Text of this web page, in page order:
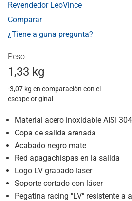
Revendedor LeoVince
Comparar
¿Tiene alguna pregunta?
Peso
1,33 kg
-3,07 kg en comparación con el
escape original
Material acero inoxidable AISI 304
Copa de salida arenada
Acabado negro mate
Red apagachispas en la salida
Logo LV grabado láser
Soporte cortado con láser
Pegatina racing "LV" resistente a